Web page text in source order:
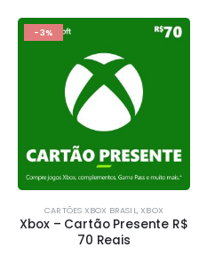
-3%
CARTÕES XBOX BRASIL,XBOX
Xbox – Cartão Presente R$
70 Reais